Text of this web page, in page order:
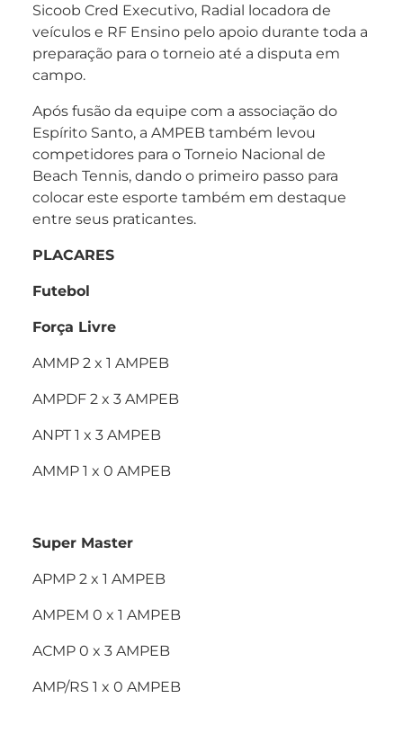
Sicoob Cred Executivo, Radial locadora de
veículos e RF Ensino pelo apoio durante toda a
preparação para o torneio até a disputa em
campo.
Após fusão da equipe com a associação do
Espírito Santo, a AMPEB também levou
competidores para o Torneio Nacional de
Beach Tennis, dando o primeiro passo para
colocar este esporte também em destaque
entre seus praticantes.
PLACARES
Futebol
Força Livre
AMMP 2 x 1 AMPEB
AMPDF 2 x 3 AMPEB
ANPT 1 x 3 AMPEB
AMMP 1 x 0 AMPEB
Super Master
APMP 2 x 1 AMPEB
AMPEM 0 x 1 AMPEB
ACMP 0 x 3 AMPEB
AMP/RS 1 x 0 AMPEB